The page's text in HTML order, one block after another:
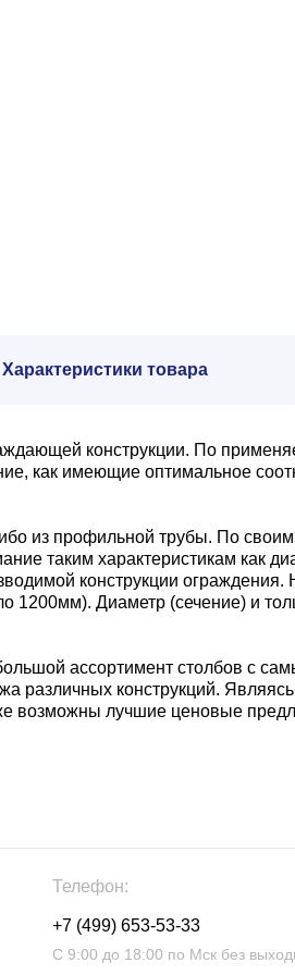
Характеристики товара
конструкции. По
как имеющие оптимальное
из профильной трубы. По
таким характеристикам как
конструкции
1200мм). Диаметр (сечение) и
ассортимент столбов с
различных конструкций.
возможны лучшие ценовые
Телефон:
+7 (499) 653-53-33
С 9:00 до 18:00 по Мск без